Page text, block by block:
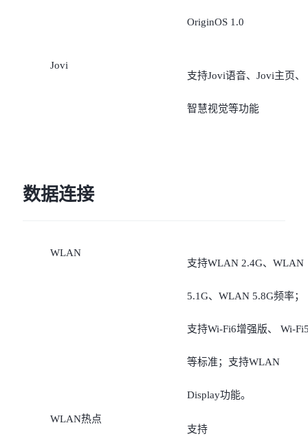
OriginOS 1.0
Jovi
支持Jovi语音、Jovi主页、
智慧视觉等功能
数据连接
WLAN
支持WLAN 2.4G、WLAN
5.1G、WLAN 5.8G频率；
支持Wi-Fi6增强版、 Wi-
等标准；支持WLAN
Display功能。
WLAN热点
支持